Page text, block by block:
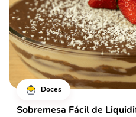
Doces
Sobremesa Fácil de